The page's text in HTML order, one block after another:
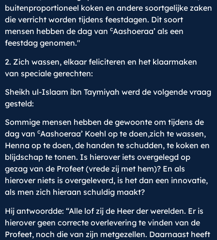
buitenproportioneel koken en andere soortgelijke zaken
die verricht worden tijdens feestdagen. Dit soort
mensen hebben de dag van cAashoeraa’ als een
feestdag genomen."
2. Zich wassen, elkaar feliciteren en het klaarmaken
van speciale gerechten:
Sheikh ul-Islaam ibn Taymiyah werd de volgende vraag
gesteld:
Sommige mensen hebben de gewoonte om tijdens de
dag van cAashoeraa’ Koehl op te doen,zich te wassen,
Henna op te doen, de handen te schudden, te koken en
blijdschap te tonen. Is hierover iets overgelegd op
gezag van de Profeet (vrede zij met hem)? En als
hierover niets is overgeleverd, is het dan een innovatie,
als men zich hieraan schuldig maakt?
Hij antwoordde: “Alle lof zij de Heer der werelden. Er is
hierover geen correcte overlevering te vinden van de
Profeet, noch die van zijn metgezellen. Daarnaast heeft